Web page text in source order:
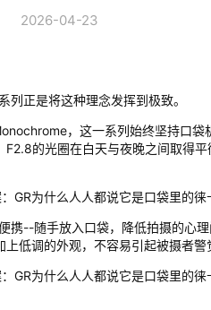
2026-04-23
正是将这种理念发挥到极致。
，这一系列始终坚持口
的光圈在白天与夜晚之间取得
携--随手放入口袋，降低拍摄的心
低调的外观，不容易引起被摄者警